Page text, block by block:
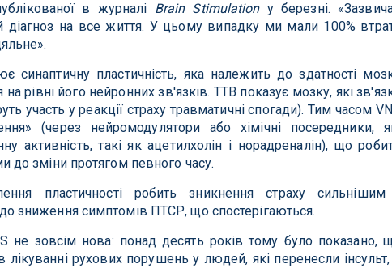
в журналі Brain Stimulationу березні.
на все життя. У цьому випадку ми мали 100%
синаптичну пластичність, яка належить до здатності
рівні його нейронних зв'язків. ТТВ показує мозку, які
участь у реакції страху травматичні спогади). Тим часом
(через нейромодулятори або хімічні посередники,
активність, такі як ацетилхолін і норадреналін), що
до зміни протягом певного часу.
пластичності робить зникнення страху сильнішим
зниження симптомів ПТСР, що спостерігаються.
не зовсім нова: понад десять років тому було показано,
рухових порушень у людей, які перенесли